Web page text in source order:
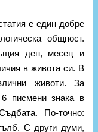
е един добре
общност.
ден, месец и
в живота си. В
животи. За
писмени знака в
По-точно:
С други думи,